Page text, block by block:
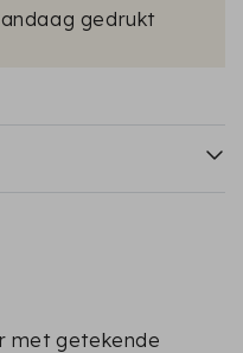
gedrukt
met getekende